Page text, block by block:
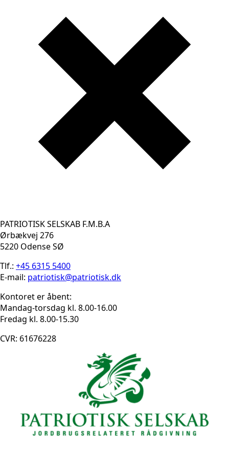
PATRIOTISK SELSKAB F.M.B.A
Ørbækvej 276
5220 Odense SØ
Tlf.: +45 6315 5400
E-mail: patriotisk@patriotisk.dk
Kontoret er åbent:
Mandag-torsdag kl. 8.00-16.00
Fredag kl. 8.00-15.30
CVR: 61676228